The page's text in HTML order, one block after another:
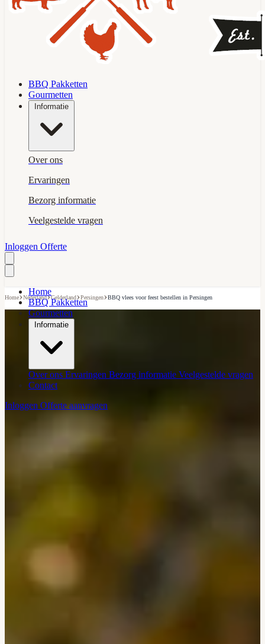
BBQ Pakketten
Gourmetten
Informatie
Over ons
Ervaringen
Bezorg informatie
Veelgestelde vragen
Inloggen Offerte
Home
BBQ Pakketten
Gourmetten
Informatie
Over ons Ervaringen Bezorg informatie Veelgestelde vragen
Contact
Inloggen Offerte aanvragen
Home›Nederland›Gelderland›Persingen›BBQ vlees voor feest bestellen in Persingen